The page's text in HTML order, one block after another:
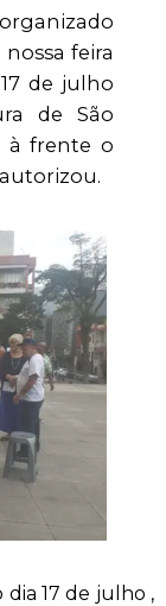
feira
de julho
de São
à frente o
17 de julho ,